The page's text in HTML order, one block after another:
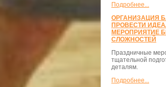
Подробнее...
ОРГАНИЗАЦИЯ
ПРОВЕСТИ
МЕРОПРИЯТИЕ
СЛОЖНОСТЕЙ
Праздничные
тщательной
деталям.
Подробнее...